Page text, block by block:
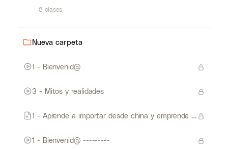
8 clases
Nueva carpeta
1 - Bienvenid@
3 - Mitos y realidades
1 - Aprende a importar desde china y emprende tu propio negocio
1 - Bienvenid@ ---------